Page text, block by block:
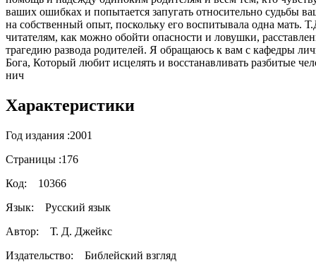
ваших ошибках и попытается запугать относительно судьбы
на собственный опыт, поскольку его воспитывала одна
читателям, как можно обойти опасности и ловушки,
трагедию развода родителей. Я обращаюсь к вам с кафедры
Бога, Который любит исцелять и восстанавливать разбитые
нич
Характеристики
Год издания :2001
Страницы :176
Код: 10366
Язык: Русский язык
Автор:
Т. Д. Джейкс
Издательство:
Библейский взгляд